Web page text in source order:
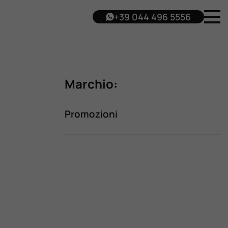
+39 044 496 5556
Marchio:
Promozioni